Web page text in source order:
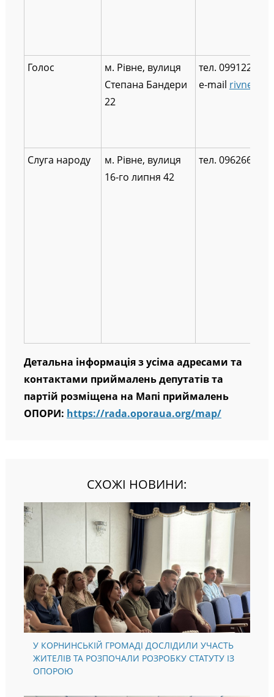
Голос
м. Рівне, вулиця
Степана Бандери
22
тел. 0991228567
e-mail
Слуга народу
м. Рівне, вулиця
16-го липня 42
тел. 0962662057
Детальна інформація з усіма адресами та
контактами приймалень депутатів та
партій розміщена на Мапі приймалень
ОПОРИ: https://rada.oporaua.org/map/
СХОЖІ НОВИНИ:
У КОРНИНСЬКІЙ ГРОМАДІ ДОСЛІДИЛИ УЧАСТЬ
ЖИТЕЛІВ ТА РОЗПОЧАЛИ РОЗРОБКУ СТАТУТУ ІЗ
ОПОРОЮ